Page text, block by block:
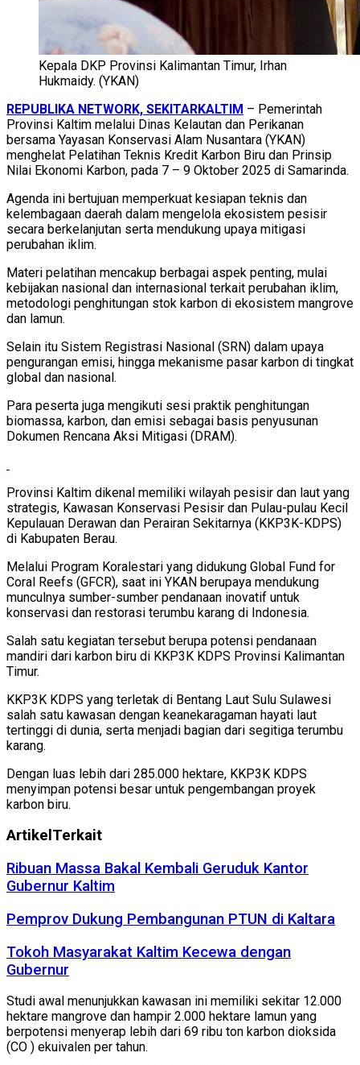
Kepala DKP Provinsi Kalimantan Timur, Irhan
Hukmaidy. (YKAN)
REPUBLIKA NETWORK, SEKITARKALTIM – Pemerintah
Provinsi Kaltim melalui Dinas Kelautan dan Perikanan
bersama Yayasan Konservasi Alam Nusantara (YKAN)
menghelat Pelatihan Teknis Kredit Karbon Biru dan Prinsip
Nilai Ekonomi Karbon, pada 7 – 9 Oktober 2025 di Samarinda.
Agenda ini bertujuan memperkuat kesiapan teknis dan
kelembagaan daerah dalam mengelola ekosistem pesisir
secara berkelanjutan serta mendukung upaya mitigasi
perubahan iklim.
Materi pelatihan mencakup berbagai aspek penting, mulai
kebijakan nasional dan internasional terkait perubahan iklim,
metodologi penghitungan stok karbon di ekosistem mangrove
dan lamun.
Selain itu Sistem Registrasi Nasional (SRN) dalam upaya
pengurangan emisi, hingga mekanisme pasar karbon di tingkat
global dan nasional.
Para peserta juga mengikuti sesi praktik penghitungan
biomassa, karbon, dan emisi sebagai basis penyusunan
Dokumen Rencana Aksi Mitigasi (DRAM).
Provinsi Kaltim dikenal memiliki wilayah pesisir dan laut yang
strategis, Kawasan Konservasi Pesisir dan Pulau-pulau Kecil
Kepulauan Derawan dan Perairan Sekitarnya (KKP3K-KDPS)
di Kabupaten Berau.
Melalui Program Koralestari yang didukung Global Fund for
Coral Reefs (GFCR), saat ini YKAN berupaya mendukung
munculnya sumber-sumber pendanaan inovatif untuk
konservasi dan restorasi terumbu karang di Indonesia.
Salah satu kegiatan tersebut berupa potensi pendanaan
mandiri dari karbon biru di KKP3K KDPS Provinsi Kalimantan
Timur.
KKP3K KDPS yang terletak di Bentang Laut Sulu Sulawesi
salah satu kawasan dengan keanekaragaman hayati laut
tertinggi di dunia, serta menjadi bagian dari segitiga terumbu
karang.
Dengan luas lebih dari 285.000 hektare, KKP3K KDPS
menyimpan potensi besar untuk pengembangan proyek
karbon biru.
Artikel Terkait
Ribuan Massa Bakal Kembali Geruduk Kantor
Gubernur Kaltim
Pemprov Dukung Pembangunan PTUN di Kaltara
Tokoh Masyarakat Kaltim Kecewa dengan
Gubernur
Studi awal menunjukkan kawasan ini memiliki sekitar 12.000
hektare mangrove dan hampir 2.000 hektare lamun yang
berpotensi menyerap lebih dari 69 ribu ton karbon dioksida
(CO ) ekuivalen per tahun.